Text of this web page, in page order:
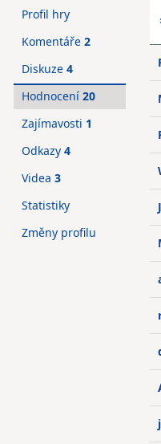
Profil hry
Komentáře 2
Diskuze 4
Hodnocení 20
Zajímavosti 1
Odkazy 4
Videa 3
Statistiky
Změny profilu